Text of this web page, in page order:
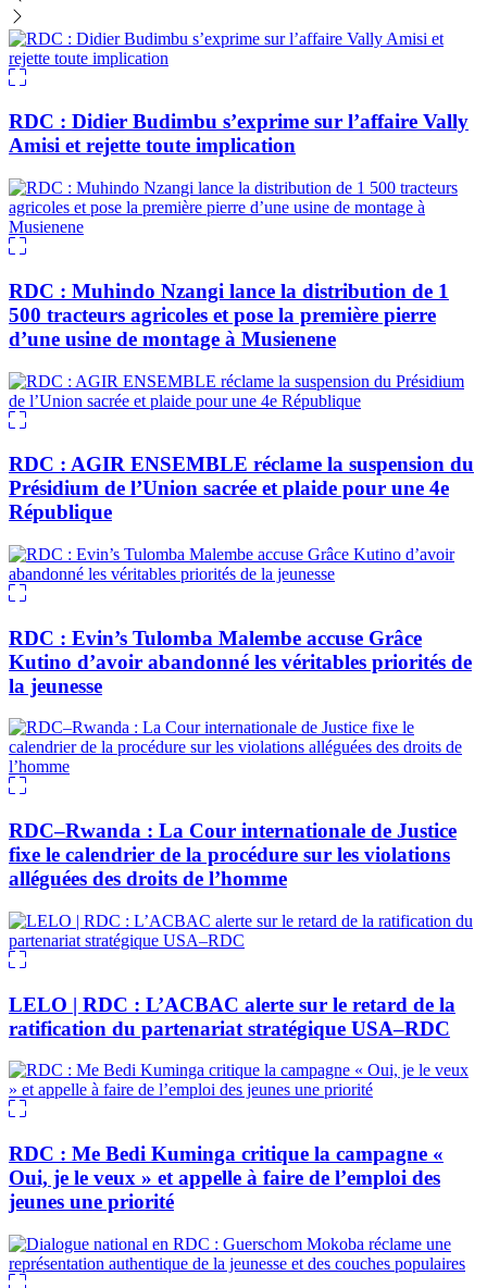
RDC : Didier Budimbu s’exprime sur l’affaire Vally
Amisi et rejette toute implication
RDC : Muhindo Nzangi lance la distribution de 1
500 tracteurs agricoles et pose la première pierre
d’une usine de montage à Musienene
RDC : AGIR ENSEMBLE réclame la suspension du
Présidium de l’Union sacrée et plaide pour une 4e
République
RDC : Evin’s Tulomba Malembe accuse Grâce
Kutino d’avoir abandonné les véritables priorités de
la jeunesse
RDC–Rwanda : La Cour internationale de Justice
fixe le calendrier de la procédure sur les violations
alléguées des droits de l’homme
LELO | RDC : L’ACBAC alerte sur le retard de la
ratification du partenariat stratégique USA–RDC
RDC : Me Bedi Kuminga critique la campagne «
Oui, je le veux » et appelle à faire de l’emploi des
jeunes une priorité